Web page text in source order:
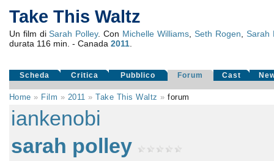
Take This Waltz
Un film diSarah Polley. Con Michelle Williams Seth Rogen
Sarah
durata 116 min. - Canada 2011.
Scheda Critica Pubblico Forum Cast
Home » Film » 2011 »Take This Waltz »forum
iankenobi
sarah polley